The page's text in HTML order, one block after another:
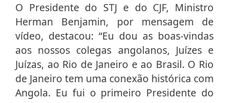
O Presidente do STJ e do CJF, Ministro
Herman Benjamin, por mensagem de
vídeo, destacou: “Eu dou as boas-vindas
aos nossos colegas angolanos, Juízes e
Juízas, ao Rio de Janeiro e ao Brasil. O Rio
de Janeiro tem uma conexão histórica com
Angola. Eu fui o primeiro Presidente do